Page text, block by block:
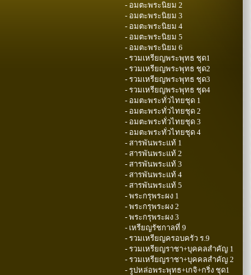
- อมตะพระนิยม 2
- อมตะพระนิยม 3
- อมตะพระนิยม 4
- อมตะพระนิยม 5
- อมตะพระนิยม 6
- รวมเหรียญพระพุทธ ชุด1
- รวมเหรียญพระพุทธ ชุด2
- รวมเหรียญพระพุทธ ชุด3
- รวมเหรียญพระพุทธ ชุด4
- อมตะพระทั่วไทยชุด 1
- อมตะพระทั่วไทยชุด 2
- อมตะพระทั่วไทยชุด 3
- อมตะพระทั่วไทยชุด 4
- สารพันพระแท้ 1
- สารพันพระแท้ 2
- สารพันพระแท้ 3
- สารพันพระแท้ 4
- สารพันพระแท้ 5
- พระกรุพระผง 1
- พระกรุพระผง 2
- พระกรุพระผง 3
- เหรียญรัชกาลที่ 9
- รวมเหรียญครอบครัว ร.9
- รวมเหรียญราชา+บุคคลสำคัญ 1
- รวมเหรียญราชา+บุคคลสำคัญ 2
- รูปหล่อพระพุทธ+เกจิ+กริ่ง ชุด1